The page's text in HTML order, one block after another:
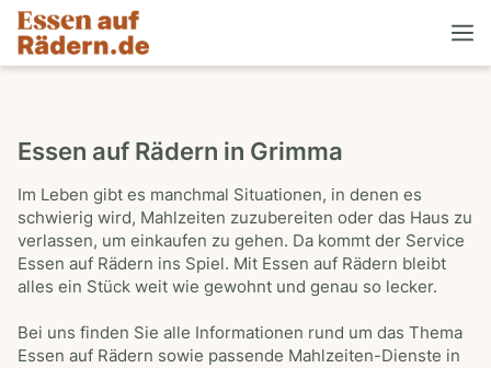
Essen auf Rädern in Grimma
Im Leben gibt es manchmal Situationen, in denen es
schwierig wird, Mahlzeiten zuzubereiten oder das Haus zu
verlassen, um einkaufen zu gehen. Da kommt der Service
Essen auf Rädern ins Spiel. Mit Essen auf Rädern bleibt
alles ein Stück weit wie gewohnt und genau so lecker.
Bei uns finden Sie alle Informationen rund um das Thema
Essen auf Rädern sowie passende Mahlzeiten-Dienste in